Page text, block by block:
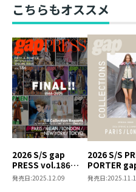
こちらもオススメ
2026 S/S gap
PRESS vol.186
PARIS / MILAN /
発売日:2025.12.09
2026 S/S
PORTER
発売日: